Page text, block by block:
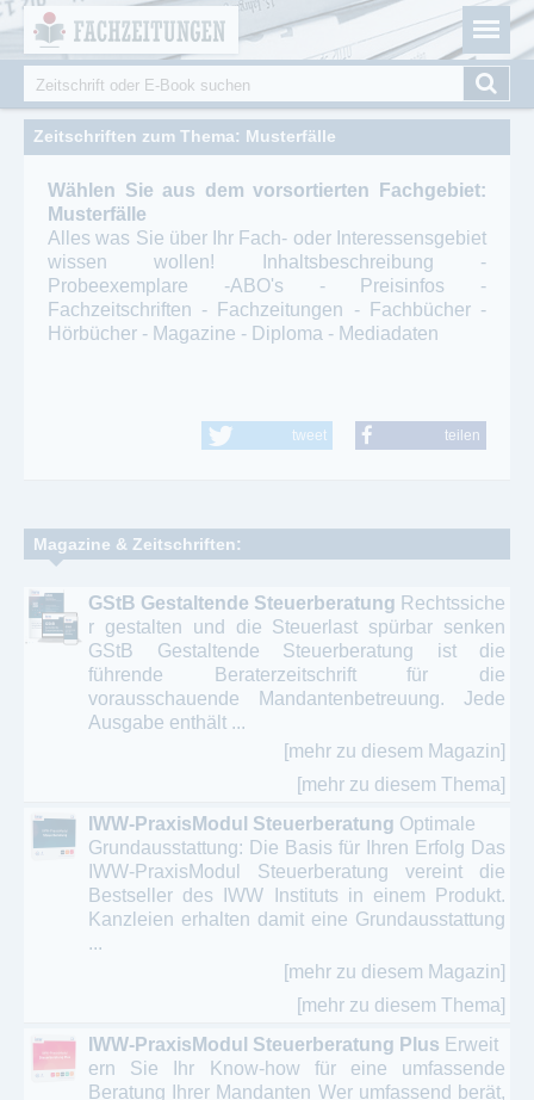
Fachzeitungen.de - Das unabhängige Portal für
Fachmagazine Fachpublikationen & eBooks
Suchformular
Suche
Zeitschriften zum Thema: Musterfälle
Wählen Sie aus dem vorsortierten Fachgebiet:
Musterfälle
Alles was Sie über Ihr Fach- oder Interessensgebiet
wissen wollen! Inhaltsbeschreibung -
Probeexemplare -ABO's - Preisinfos -
Fachzeitschriften - Fachzeitungen - Fachbücher -
Hörbücher - Magazine - Diploma - Mediadaten
tweet teilen
Magazine & Zeitschriften:
GStB Gestaltende Steuerberatung Rechtssiche
r gestalten und die Steuerlast spürbar senken
GStB Gestaltende Steuerberatung ist die
führende Beraterzeitschrift für die
vorausschauende Mandantenbetreuung. Jede
Ausgabe enthält ...
[mehr zu diesem Magazin]
[mehr zu diesem Thema]
IWW-PraxisModul Steuerberatung Optimale
Grundausstattung: Die Basis für Ihren Erfolg Das
IWW-PraxisModul Steuerberatung vereint die
Bestseller des IWW Instituts in einem Produkt.
Kanzleien erhalten damit eine Grundausstattung
...
[mehr zu diesem Magazin]
[mehr zu diesem Thema]
IWW-PraxisModul Steuerberatung Plus Erweit
ern Sie Ihr Know-how für eine umfassende
Beratung Ihrer Mandanten Wer umfassend berät,
Cookie-Einstellungen